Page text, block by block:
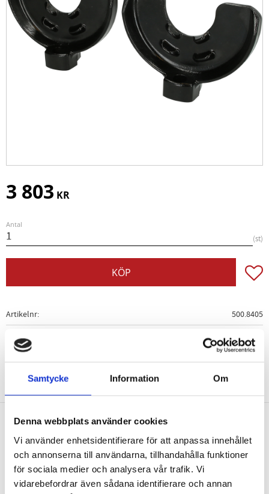
Samtycke Information Om
Denna webbplats använder cookies
Vi använder enhetsidentifierare för att anpassa innehållet
och annonserna till användarna, tillhandahålla funktioner
för sociala medier och analysera vår trafik. Vi
vidarebefordrar även sådana identifierare och annan
3 803 KR
Antal
st
KÖP
Artikelnr 500.8405
Nyhetsbrev